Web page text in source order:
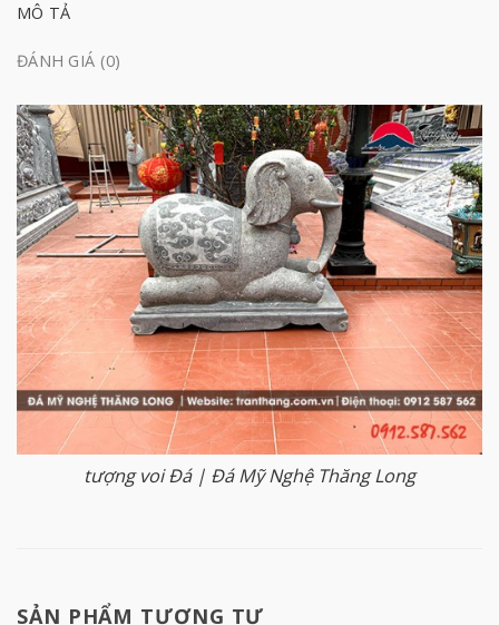
MÔ TẢ
ĐÁNH GIÁ (0)
tượng voi Đá | Đá Mỹ Nghệ Thăng Long
SẢN PHẨM TƯƠNG TỰ